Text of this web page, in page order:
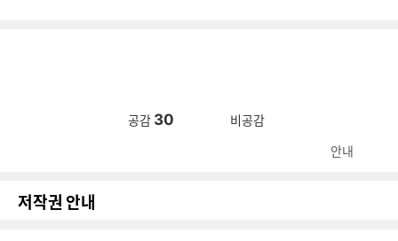
공감 30 비공감
안내
저작권 안내